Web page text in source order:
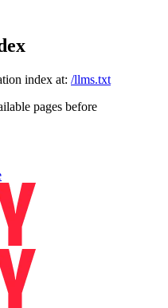
index at: /llms.txt
pages before